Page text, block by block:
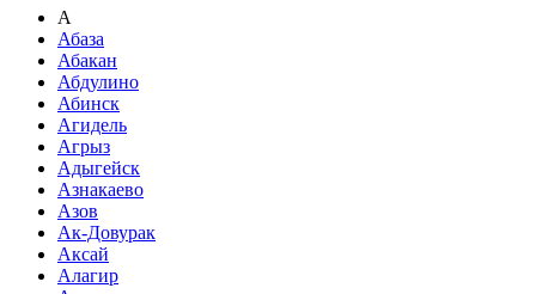
А
Абаза
Абакан
Абдулино
Абинск
Агидель
Агрыз
Адыгейск
Азнакаево
Азов
Ак-Довурак
Аксай
Алагир